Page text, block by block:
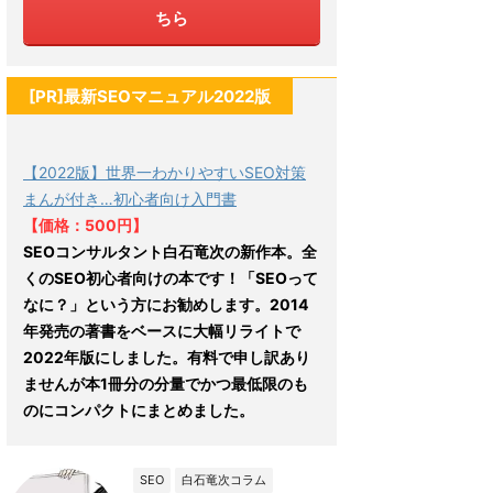
ちら
[PR]最新SEOマニュアル2022版
【2022版】世界一わかりやすいSEO対策
まんが付き…初心者向け入門書
【価格：500円】
SEOコンサルタント白石竜次の新作本。全
くのSEO初心者向けの本です！「SEOって
なに？」という方にお勧めします。2014
年発売の著書をベースに大幅リライトで
2022年版にしました。有料で申し訳あり
ませんが本1冊分の分量でかつ最低限のも
のにコンパクトにまとめました。
SEO 白石竜次コラム